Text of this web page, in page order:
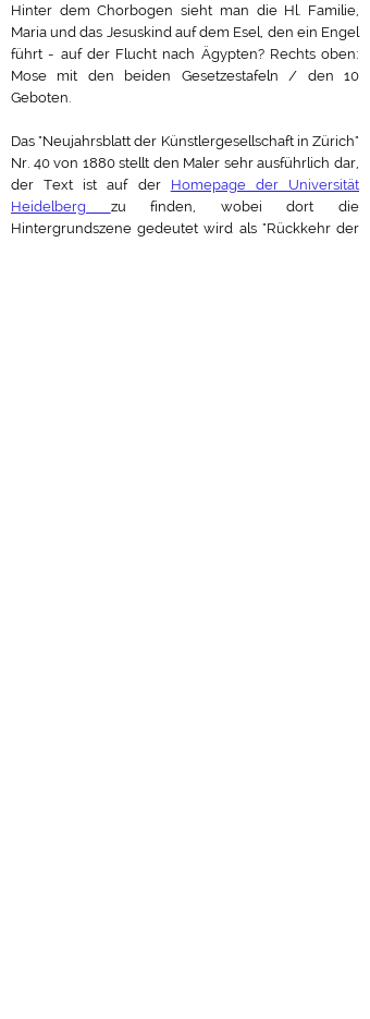
Hinter dem Chorbogen sieht man die Hl. Familie,
Maria und das Jesuskind auf dem Esel, den ein Engel
führt - auf der Flucht nach Ägypten? Rechts oben:
Mose mit den beiden Gesetzestafeln / den 10
Geboten.
Das "Neujahrsblatt der Künstlergesellschaft in Zürich"
Nr. 40 von 1880 stellt den Maler sehr ausführlich dar,
der Text ist auf der Homepage der Universität
Heidelberg zu finden, wobei dort die
Hintergrundszene gedeutet wird als "Rückkehr der